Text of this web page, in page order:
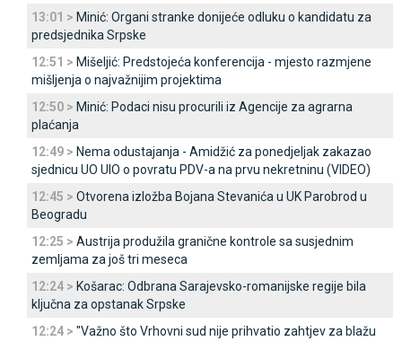
13:01 > Minić: Organi stranke donijeće odluku o kandidatu za
predsjednika Srpske
12:51 > Mišeljić: Predstojeća konferencija - mjesto razmjene
mišljenja o najvažnijim projektima
12:50 > Minić: Podaci nisu procurili iz Agencije za agrarna
plaćanja
12:49 > Nema odustajanja - Amidžić za ponedjeljak zakazao
sjednicu UO UIO o povratu PDV-a na prvu nekretninu (VIDEO)
12:45 > Otvorena izložba Bojana Stevanića u UK Parobrod u
Beogradu
12:25 > Austrija produžila granične kontrole sa susjednim
zemljama za još tri meseca
12:24 > Košarac: Odbrana Sarajevsko-romanijske regije bila
ključna za opstanak Srpske
12:24 > "Važno što Vrhovni sud nije prihvatio zahtjev za blažu